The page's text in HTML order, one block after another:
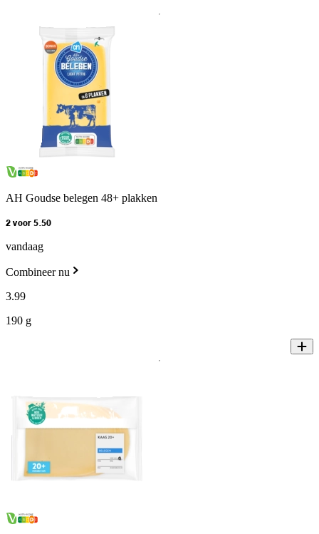
AH Goudse belegen 48+ plakken
2 voor 5.50
vandaag
Combineer nu
3.99
190 g